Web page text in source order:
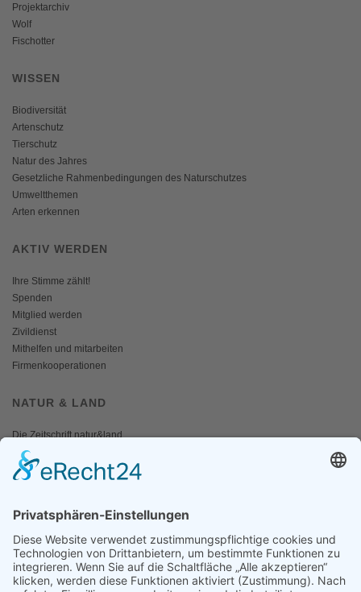
Projektarchiv
Wolf
Fischotter
WISSEN
Biodiversität
Artenschutz
Tierschutz
Natur des Jahres
Gesetzliche Rahmenbedingungen des Naturschutzes
Umweltthemen
Arten erkennen
AKTIV WERDEN
Ihre Stimme zählt!
Spenden
Mitglied werden
Zivildienst
Mithelfen und mitarbeiten
Firmenkooperationen
NATUR & LAND
Die Zeitschrift natur&land
Archiv
Mediadaten
Fotos und Logos
Presseaussendungen
Presse
Presseinformationen abonnieren